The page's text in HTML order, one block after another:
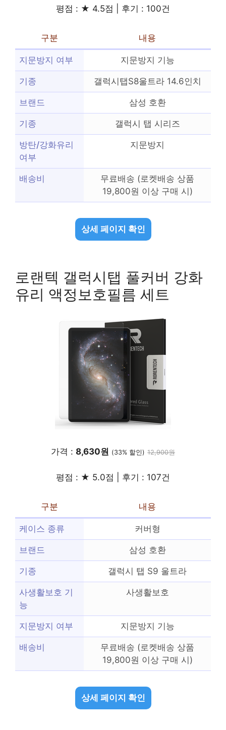
평점 : ★ 4.5점 | 후기 : 100건
구분 내용
지문방지 여부 지문방지 기능
기종 갤럭시탭S8울트라 14.6인치
브랜드 삼성 호환
기종 갤럭시 탭 시리즈
방탄/강화유리
여부
지문방지
배송비
무료배송 (로켓배송 상품
19,800원 이상 구매 시)
상세 페이지 확인
로랜텍 갤럭시탭 풀커버 강화
유리 액정보호필름 세트
가격 : 8,630원 (33% 할인) 12,900원
평점 : ★ 5.0점 | 후기 : 107건
구분 내용
케이스 종류 커버형
브랜드 삼성 호환
기종 갤럭시 탭 S9 울트라
사생활보호 기
능
사생활보호
지문방지 여부 지문방지 기능
배송비
무료배송 (로켓배송 상품
19,800원 이상 구매 시)
상세 페이지 확인